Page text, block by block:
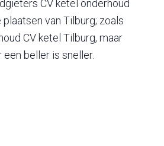
CV ketel onderhoud
van Tilburg; zoals
CV ketel Tilburg, maar
een beller is sneller.